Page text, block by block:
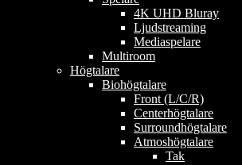
4K UHD Bluray
Ljudstreaming
Mediaspelare
Multiroom
Högtalare
Biohögtalare
Front (L/C/R)
Centerhögtalare
Surroundhögtalare
Atmoshögtalare
Tak